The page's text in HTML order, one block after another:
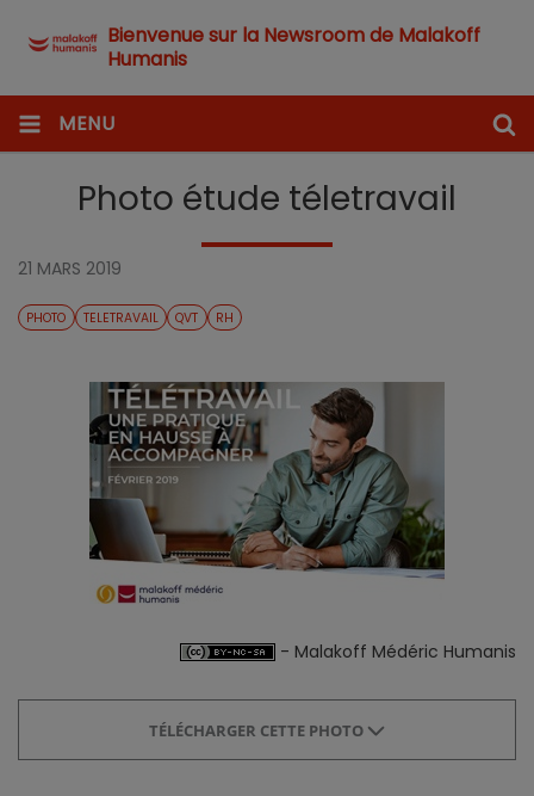
Bienvenue sur la Newsroom de Malakoff
Humanis
MENU
Photo étude téletravail
21 MARS 2019
PHOTO TELETRAVAIL QVT RH
- Malakoff Médéric Humanis
TÉLÉCHARGER CETTE PHOTO